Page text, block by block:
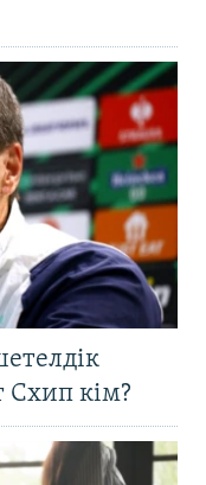
Схип кім?